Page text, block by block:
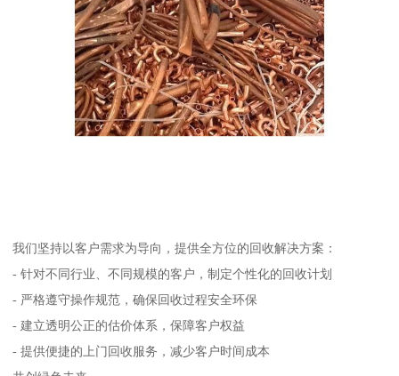
我们坚持以客户需求为导向，提供全方位的回收解决方案：
- 针对不同行业、不同规模的客户，制定个性化的回收计划
- 严格遵守操作规范，确保回收过程安全环保
- 建立透明公正的估价体系，保障客户权益
- 提供便捷的上门回收服务，减少客户时间成本